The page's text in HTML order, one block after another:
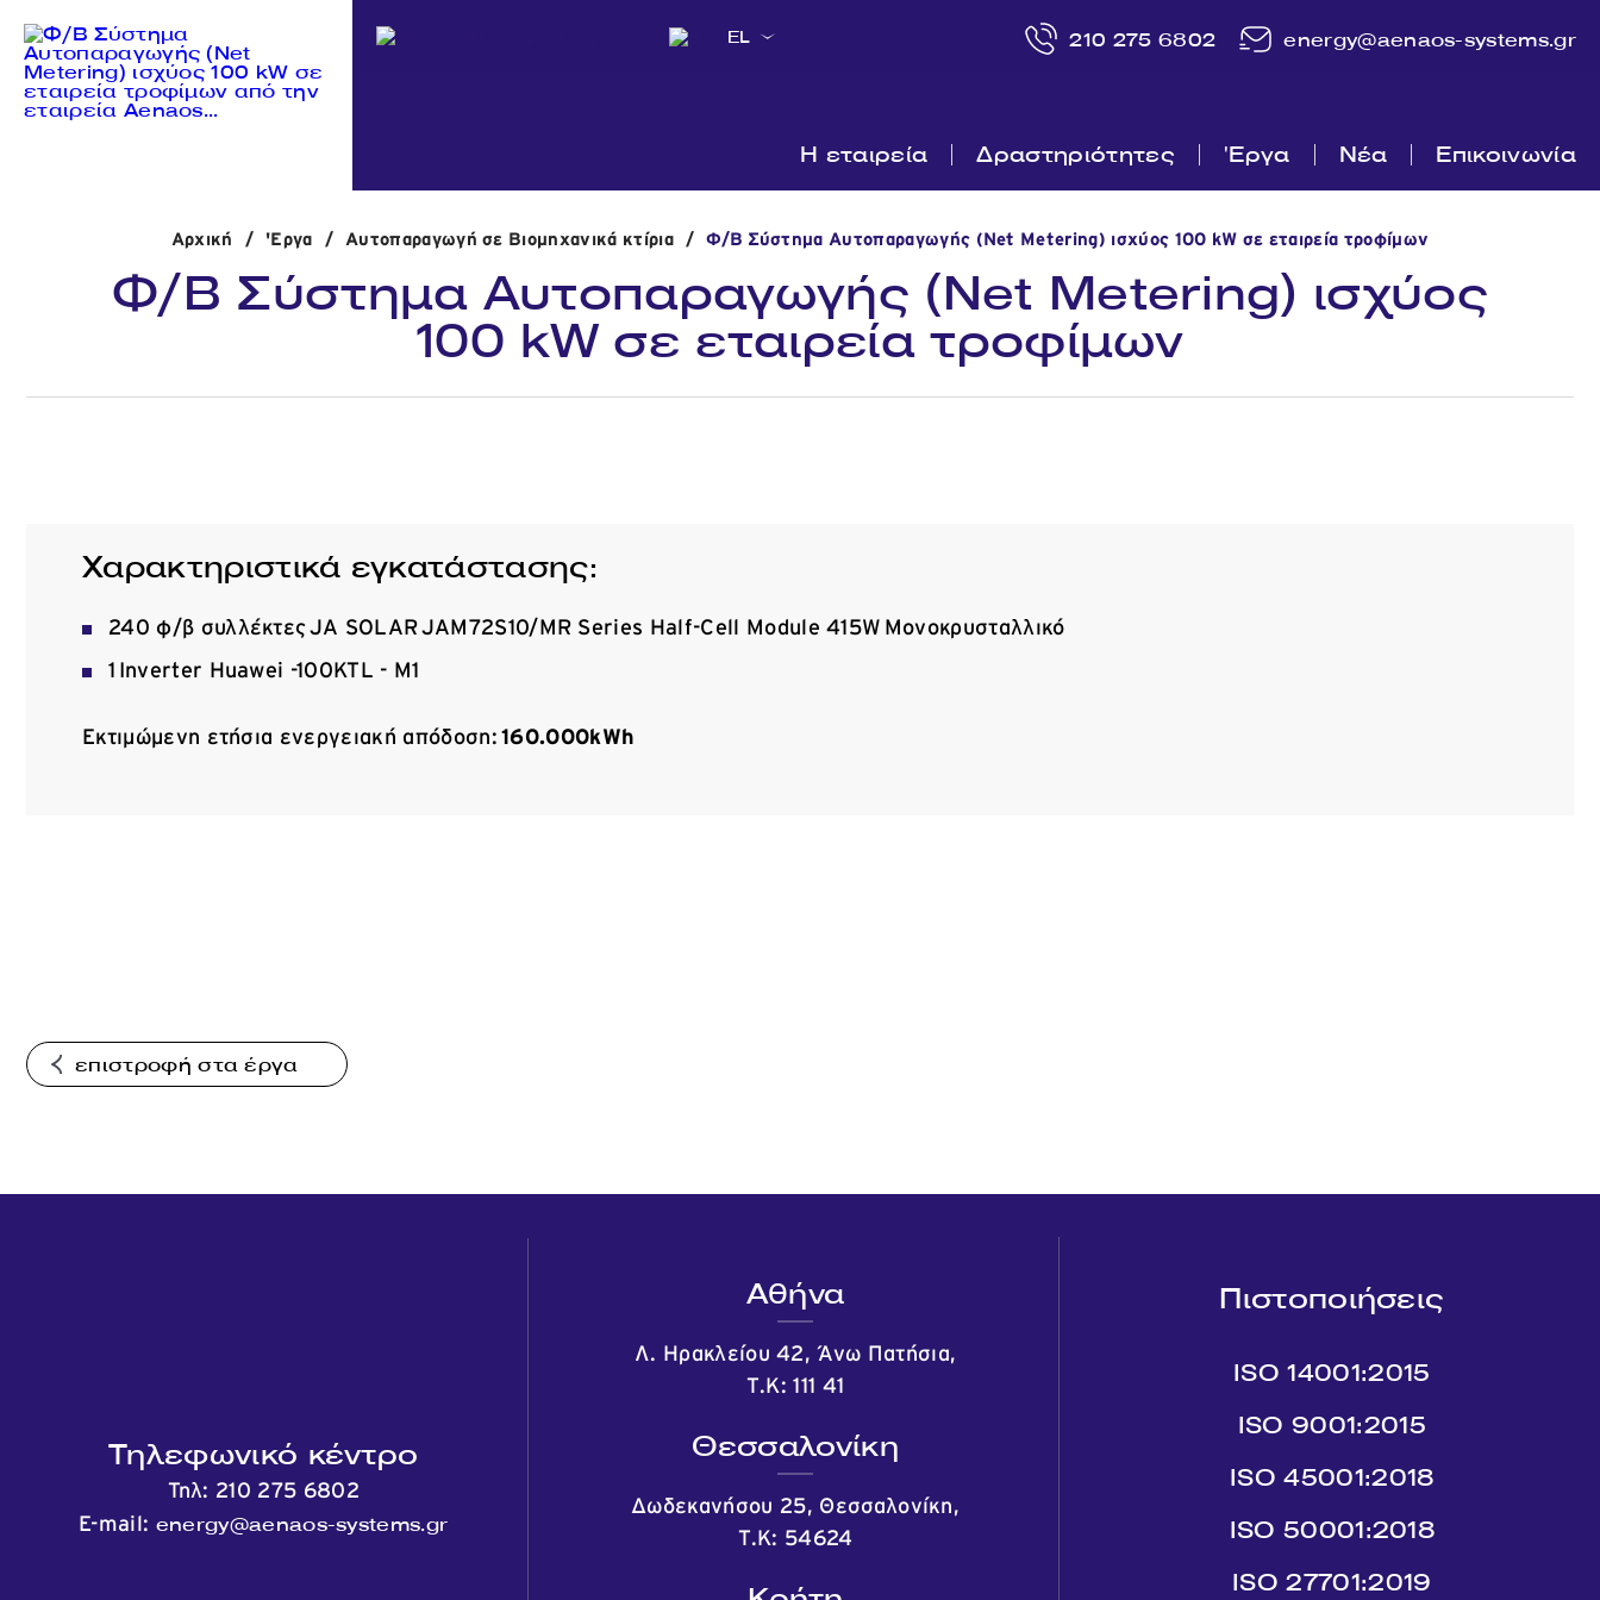
EL 210 275 6802 energy@aenaos-systems.gr
Η εταιρεία Δραστηριότητες 'Εργα Νέα Επικοινωνία
Αρχική / 'Εργα / Αυτοπαραγωγή σε Βιομηχανικά κτίρια / Φ/Β Σύστημα Αυτοπαραγωγής (Net Metering) ισχύος 100 kW σε εταιρεία τροφίμων
Φ/Β Σύστημα Αυτοπαραγωγής (Net Metering) ισχύος
100 kW σε εταιρεία τροφίμων
Χαρακτηριστικά εγκατάστασης:
240 φ/β συλλέκτες JA SOLAR JAM72S10/MR Series Half-Cell Module 415W Μονοκρυσταλλικό
1 Inverter Huawei -100KTL - M1
Εκτιμώμενη ετήσια ενεργειακή απόδοση: 160.000kWh
επιστροφή στα έργα
Τηλεφωνικό κέντρο
Τηλ: 210 275 6802
E-mail: energy@aenaos-systems.gr
Αθήνα
Λ. Ηρακλείου 42, Άνω Πατήσια,
Τ.Κ: 111 41
Θεσσαλονίκη
Δωδεκανήσου 25, Θεσσαλονίκη,
Τ.Κ: 54624
Πιστοποιήσεις
ISO 14001:2015
ISO 9001:2015
ISO 45001:2018
ISO 50001:2018
ISO 27701:2019